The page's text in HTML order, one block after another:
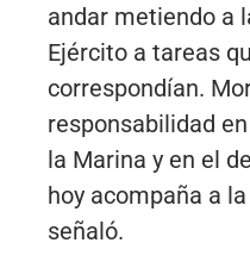
andar metiendo a
Ejército a tareas
correspondían.
responsabilidad
la Marina y en el
hoy acompaña a
señaló.